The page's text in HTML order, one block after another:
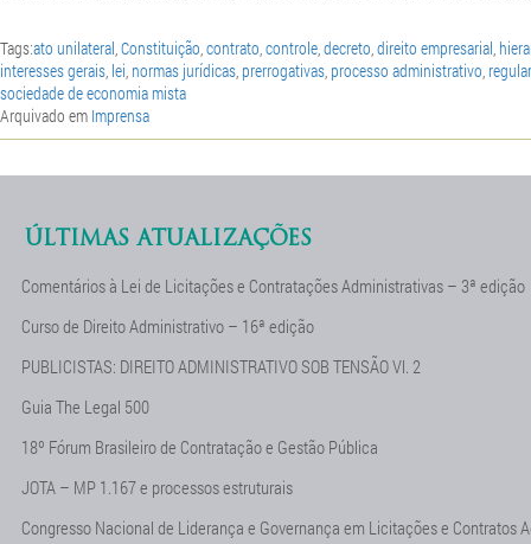
Tags:ato unilateral,Constituição,contrato,controle,decreto,direito empresarial,
interesses gerais, lei, normas jurídicas, prerrogativas, processo administrativo,
sociedade de economia mista
Arquivado em Imprensa
ÚLTIMAS ATUALIZAÇÕES
Comentários à Lei de Licitações e Contratações Administrativas – 3ª edição
Curso de Direito Administrativo – 16ª edição
PUBLICISTAS: DIREITO ADMINISTRATIVO SOB TENSÃO Vl. 2
Guia The Legal 500
18º Fórum Brasileiro de Contratação e Gestão Pública
JOTA – MP 1.167 e processos estruturais
Congresso Nacional de Liderança e Governança em Licitações e Contratos